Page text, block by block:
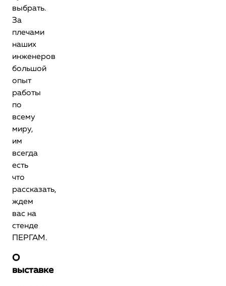
выбрать.
За
плечами
наших
инженеров
большой
опыт
работы
по
всему
миру,
им
всегда
есть
что
рассказать,
ждем
вас на
стенде
ПЕРГАМ.
О
выставке